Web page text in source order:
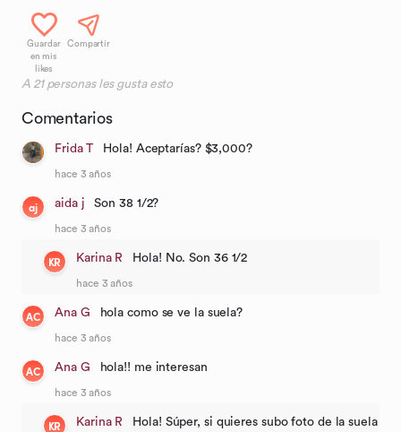
Guardar
en mis
likes
Compartir
A 21personas les gusta esto
Comentarios
Frida T Hola! Aceptarías? $3,000?
hace 3 años
aj aida j Son 38 1/2?
hace 3 años
KR Karina R Hola! No. Son 36 1/2
hace 3 años
AC Ana G hola como se ve la suela?
hace 3 años
AC Ana G hola!! me interesan
hace 3 años
KR Karina R Hola! Súper, si quieres subo foto de la suela